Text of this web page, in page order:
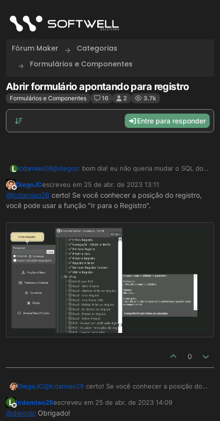
Fórum Maker
Categorias
Formulários e Componentes
Abrir formulário apontando para registro
Formulários e Componentes 16 2 3.7k
Entre para responder
L lcdamiao28@diegojc bom dia! eu não queria mudar o SQL do
apontasse para um determinado registro, pois o
registro não é necessariamente o primeiro
ordenado.
Offline
DiegoJCescreveu em 25 de abr. de 2023 13:11
última edição por
@lcdamiao28 certo! Se você conhecer a posição do registro,
você pode usar a função "Ir para o Registro".
0
DiegoJC@lcdamiao28 certo! Se você conhecer a posição do
L
Offline
lcdamiao28escreveu em 25 de abr. de 2023 14:09
última edição por
@diegojc Obrigado!